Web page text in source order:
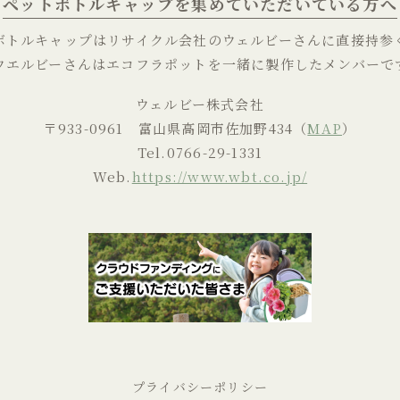
トルキャップはリサイクル会社のウェルビーさんに直接持参
ルビーさんはエコフラポットを一緒に製作したメンバーで
ウェルビー株式会社
〒933-0961 富山県高岡市佐加野434（MAP）
Tel.0766-29-1331
Web.https://www.wbt.co.jp/
プライバシーポリシー